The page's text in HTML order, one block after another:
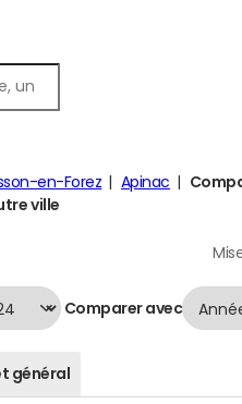
en-Forez Apinac
ville
Comparer avec
général